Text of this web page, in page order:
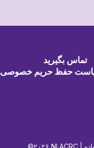
تماس بگیرید
حفظ حریم خصوصی